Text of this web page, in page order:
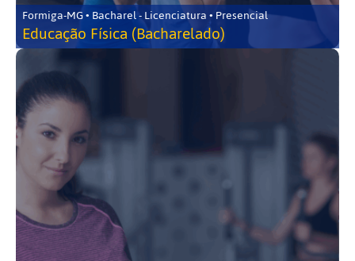
Formiga-MG • Bacharel - Licenciatura • Presencial
Educação Física (Bacharelado)